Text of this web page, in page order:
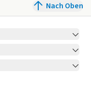
Nach Oben